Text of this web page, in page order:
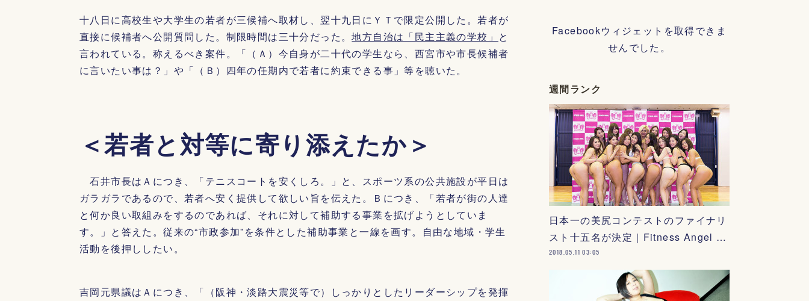
十八日に高校生や大学生の若者が三候補へ取材し、翌十九日にＹＴで限定公開した。若者が
直接に候補者へ公開質問した。制限時間は三十分だった。地方自治は「民主主義の学校」 と
言われている。称えるべき案件。「（Ａ）今自身が二十代の学生なら、西宮市や市長候補者
に言いたい事は？」や「（Ｂ）四年の任期内で若者に約束できる事」等を聴いた。
＜若者と対等に寄り添えたか＞
石井市長はＡにつき、「テニスコートを安くしろ。」と、スポーツ系の公共施設が平日は
ガラガラであるので、若者へ安く提供して欲しい旨を伝えた。Ｂにつき、「若者が街の人達
と何か良い取組みをするのであれば、それに対して補助する事業を拡げようとしていま
す。」と答えた。従来の“市政参加”を条件とした補助事業と一線を画す。自由な地域・学生
活動を後押ししたい。
吉岡元県議はＡにつき、「（阪神・淡路大震災等で）しっかりとしたリーダーシップを発揮
Facebookウィジェットを取得できま
せんでした。
週間ランク
日本一の美尻コンテストのファイナリ
スト十五名が決定｜Fitness Angel …
2018.05.11 03:05